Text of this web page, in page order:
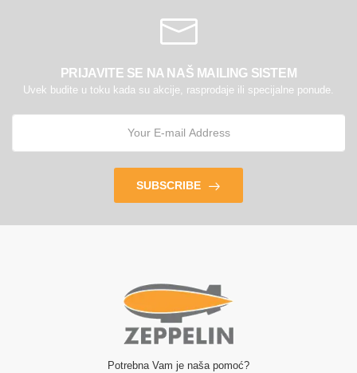
PRIJAVITE SE NA NAŠ MAILING SISTEM
Uvek budite u toku kada su akcije, rasprodaje ili specijalne ponude.
SUBSCRIBE
Potrebna Vam je naša pomoć?